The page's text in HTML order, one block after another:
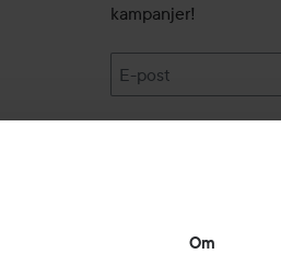
Om
kampanjer!
E-post